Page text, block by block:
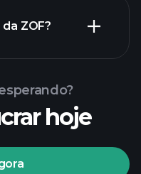
ZOF?
hoje